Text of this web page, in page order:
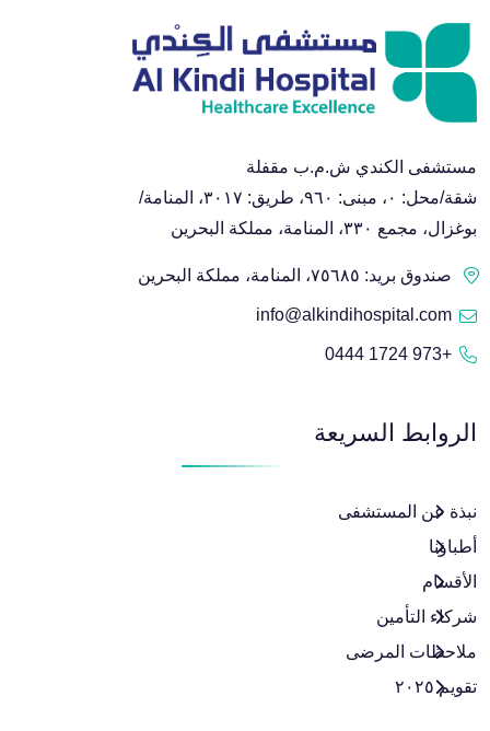
مستشفى الكندي ش.م.ب مقفلة
شقة/محل: ٠، مبنى: ٩٦٠، طريق: ٣٠١٧، المنامة/
بوغزال، مجمع ٣٣٠، المنامة، مملكة البحرين
صندوق بريد: ٧٥٦٨٥، المنامة، مملكة البحرين
info@alkindihospital.com
+973 1724 0444
الروابط السريعة
نبذة عن المستشفى
أطباؤنا
الأقسام
شركاء التأمين
ملاحظات المرضى
تقويم ٢٠٢٥